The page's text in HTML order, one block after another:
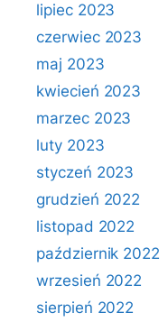
lipiec 2023
czerwiec 2023
maj 2023
kwiecień 2023
marzec 2023
luty 2023
styczeń 2023
grudzień 2022
listopad 2022
październik 2022
wrzesień 2022
sierpień 2022